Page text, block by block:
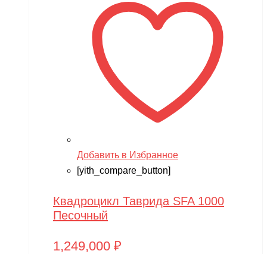
Добавить в Избранное
[yith_compare_button]
Квадроцикл Таврида SFA 1000
Песочный
1,249,000 ₽